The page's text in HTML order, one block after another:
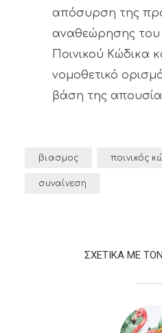
απόσυρση της
αναθεώρησης
Ποινικού Κώδικα
νομοθετικό
βάση της
βιασμος ποινικός
συναίνεση
ΣΧΕΤΙΚΑ ΜΕ